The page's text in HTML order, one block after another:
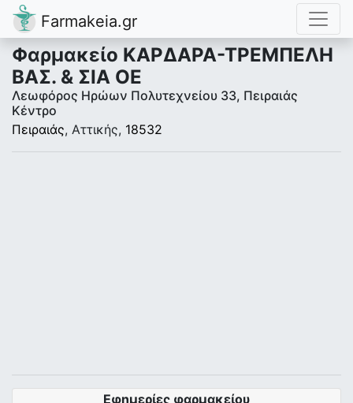
Farmakeia.gr
Φαρμακείο ΚΑΡΔΑΡΑ-ΤΡΕΜΠΕΛΗ
ΒΑΣ. & ΣΙΑ ΟΕ
Λεωφόρος Ηρώων Πολυτεχνείου 33, Πειραιάς
Κέντρο
Πειραιάς, Αττικής, 18532
Εφημερίες φαρμακείου